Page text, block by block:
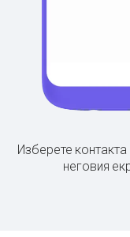
Изберете
неговия